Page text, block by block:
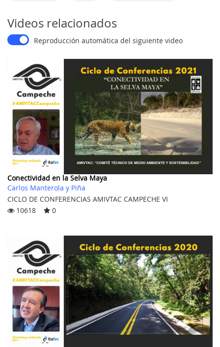
Videos relacionados
Reproducción automática del siguiente video
Conectividad en la Selva Maya
Carlos Manterola y Piña
CICLO DE CONFERENCIAS AMIVTAC CAMPECHE VI
10618
0